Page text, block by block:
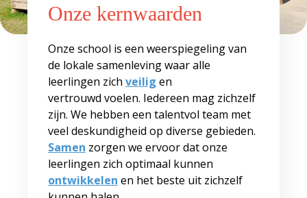
Onze kernwaarden
Onze school is een weerspiegeling van
de lokale samenleving waar alle
leerlingen zich veilig en
vertrouwd voelen. Iedereen mag zichzelf
zijn. We hebben een talentvol team met
veel deskundigheid op diverse gebieden.
Samen zorgen we ervoor dat onze
leerlingen zich optimaal kunnen
ontwikkelen en het beste uit zichzelf